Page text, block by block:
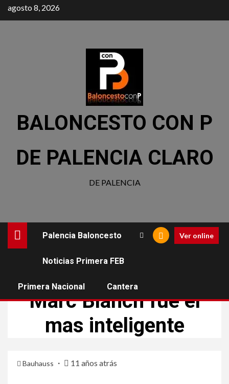
agosto 8, 2026
BALONCESTO CON P
DE PALENCIA CLARO
DE PALENCIA
Palencia Baloncesto
Noticias Primera FEB
Primera Nacional Cantera
Ver online
Marc Blanch fue el
mas inteligente
Bauhauss 11 años atrás